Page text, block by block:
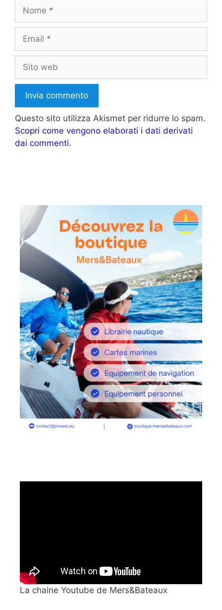
Nome
Email
Sito
web
Questo sito utilizza Akismet per ridurre lo spam.
Scopri come vengono elaborati i dati derivati
dai commenti.
La chaine Youtube de Mers&Bateaux